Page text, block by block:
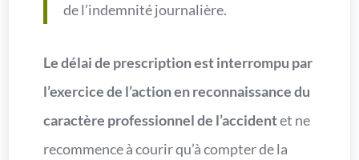
de l’indemnité journalière.
Le délai de prescription est interrompu par
l’exercice de l’action en reconnaissance du
caractère professionnel de l’accidentet ne
recommence à courir qu’à compter de la